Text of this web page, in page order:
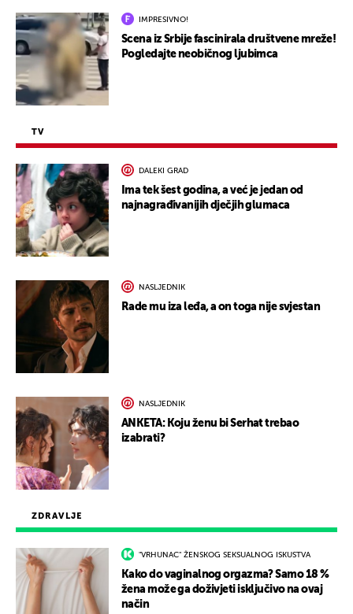
ZDRAVLJE
"VRHUNAC" ŽENSKOG SEKSUALNOG ISKUSTVA
Kako do vaginalnog orgazma? Samo 18 %
žena može ga doživjeti isključivo na ovaj
način
IMPRESIVNO!
Scena iz Srbije fascinirala društvene mreže!
Pogledajte neobičnog ljubimca
TV
DALEKI GRAD
Ima tek šest godina, a već je jedan od
najnagrađivanijih dječjih glumaca
NASLJEDNIK
Rade mu iza leđa, a on toga nije svjestan
NASLJEDNIK
ANKETA: Koju ženu bi Serhat trebao
izabrati?